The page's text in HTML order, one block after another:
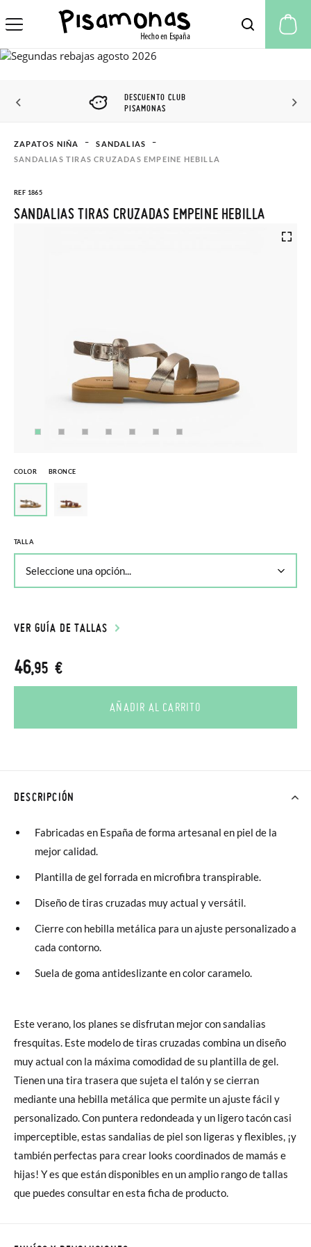
DESCUENTO CLUB
PISAMONAS
ZAPATOS NIÑA
SANDALIAS
SANDALIAS TIRAS CRUZADAS EMPEINE HEBILLA
REF 1865
SANDALIAS TIRAS CRUZADAS EMPEINE HEBILLA
COLOR BRONCE
TALLA
VER GUÍA DE TALLAS
46,95 €
AÑADIR AL CARRITO
DESCRIPCIÓN
Fabricadas en España de forma artesanal en piel de la
mejor calidad.
Plantilla de gel forrada en microfibra transpirable.
Diseño de tiras cruzadas muy actual y versátil.
Cierre con hebilla metálica para un ajuste personalizado a
cada contorno.
Suela de goma antideslizante en color caramelo.
Este verano, los planes se disfrutan mejor con sandalias
fresquitas. Este modelo de tiras cruzadas combina un diseño
muy actual con la máxima comodidad de su plantilla de gel.
Tienen una tira trasera que sujeta el talón y se cierran
mediante una hebilla metálica que permite un ajuste fácil y
personalizado. Con puntera redondeada y un ligero tacón casi
imperceptible, estas sandalias de piel son ligeras y flexibles, ¡y
también perfectas para crear looks coordinados de mamás e
hijas! Y es que están disponibles en un amplio rango de tallas
que puedes consultar en esta ficha de producto.